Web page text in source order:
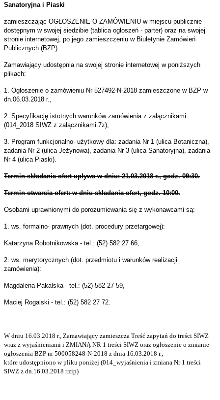
Sanatoryjna i Piaski
zamieszczając OGŁOSZENIE O ZAMÓWIENIU w miejscu publicznie
dostępnym w swojej siedzibie (tablica ogłoszeń - parter) oraz na swojej
stronie internetowej, po jego zamieszczeniu w Biuletynie Zamówień
Publicznych (BZP).
Zamawiający udostępnia na swojej stronie internetowej w poniższych
plikach:
1. Ogłoszenie o zamówieniu Nr 527492-N-2018 zamieszczone w BZP w
dn.06.03.2018 r.,
2. Specyfikację istotnych warunków zamówienia z załącznikami
(014_2018 SIWZ z załącznikami.7z),
3. Program funkcjonalno- użytkowy dla: zadania Nr 1 (ulica Botaniczna),
zadania Nr 2 (ulica Jeżynowa), zadania Nr 3 (ulica Sanatoryjna), zadania
Nr 4 (ulica Piaski).
Termin składania ofert upływa w dniu: 21.03.2018 r., godz. 09:30.
Termin otwarcia ofert: w dniu składania ofert, godz. 10:00.
Osobami uprawnionymi do porozumiewania się z wykonawcami są:
1. ws. formalno- prawnych (dot. procedury przetargowej):
Katarzyna Robotnikowska - tel.: (52) 582 27 66,
2. ws. merytorycznych (dot. przedmiotu i warunków realizacji
zamówienia):
Magdalena Pakalska - tel.: (52) 582 27 59,
Maciej Rogalski - tel.: (52) 582 27 72.
W dniu 16.03.2018 r., Zamawiający zamieszcza Treść zapytań do treści SIWZ
wraz z wyjaśnieniami i ZMIANĄ NR 1 treści SIWZ oraz ogłoszenie o zmianie
ogłoszenia BZP nr 500058248-N-2018 z dnia 16.03.2018 r.,
które udostępniono w pliku poniżej (014_wyjaśnienia i zmiana Nr 1 treści
SIWZ z dn.16.03.2018 r.zip)